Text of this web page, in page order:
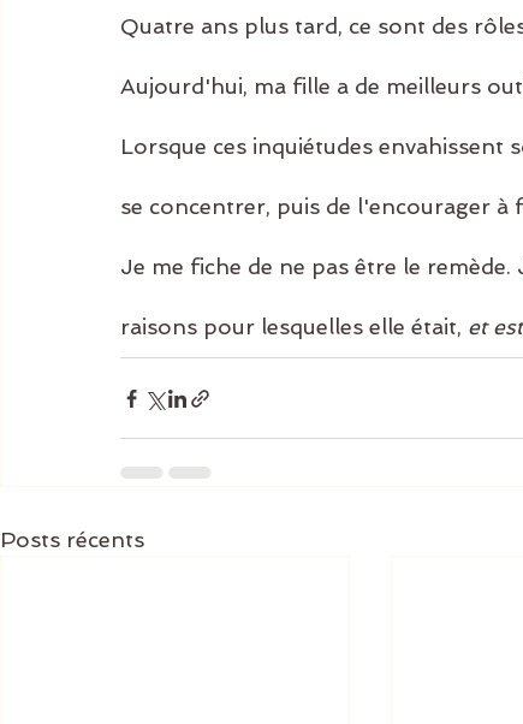
Quatre ans plus tard, ce sont des
Aujourd'hui, ma fille a de meilleurs
Lorsque ces inquiétudes envahissent
se concentrer, puis de l'encourager
Je me fiche de ne pas être le
raisons pour lesquelles elle était, et
Posts récents